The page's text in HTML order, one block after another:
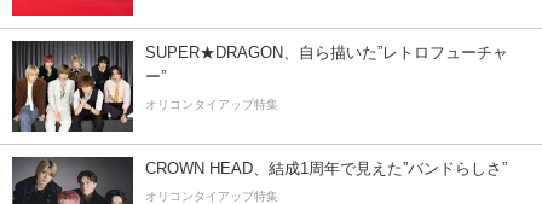
SUPER★DRAGON、自ら描いた”レトロフューチャ
ー”
オリコンタイアップ特集
CROWN HEAD、結成1周年で見えた”バンドらしさ”
オリコンタイアップ特集